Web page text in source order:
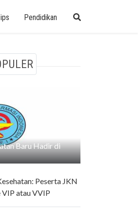
Pendidikan
Baru Hadir di
Peserta JKN
atau VVIP